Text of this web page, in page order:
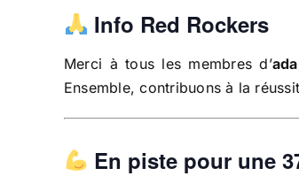
Info Red Rockers
Merci à tous les membres d’
Ensemble, contribuons à la
En piste pour une